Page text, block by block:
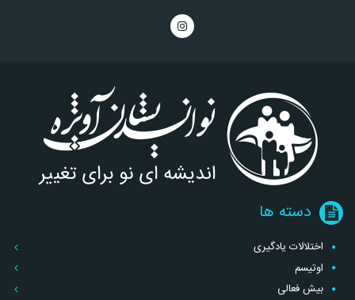
دسته ها
اختلالات یادگیری
اوتیسم
بیش فعالی